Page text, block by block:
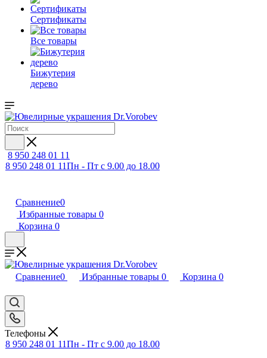
Сертификаты
Все товары
Бижутерия
дерево
8 950 248 01 11
8 950 248 01 11Пн - Пт с 9.00 до 18.00
Сравнение0
Избранные товары 0
Корзина 0
Сравнение0 Избранные товары 0 Корзина 0
Телефоны
8 950 248 01 11Пн - Пт с 9.00 до 18.00